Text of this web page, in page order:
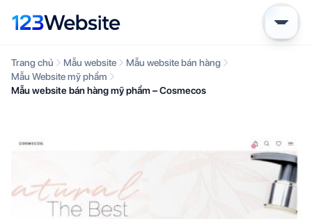
Trang chủ Mẫu website
Mẫu website bán hàng
Mẫu Website mỹ phẩm
Mẫu website bán hàng mỹ phẩm – Cosmecos